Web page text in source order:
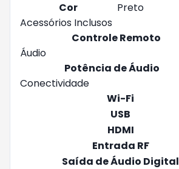
Cor
Preto
Acessórios Inclusos
Controle Remoto
Áudio
Potência de Áudio
Conectividade
Wi-Fi
USB
HDMI
Entrada RF
Saída de Áudio Digital